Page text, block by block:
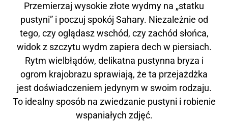
Przemierzaj wysokie złote wydmy na „statku
pustyni” i poczuj spokój Sahary. Niezależnie od
tego, czy oglądasz wschód, czy zachód słońca,
widok z szczytu wydm zapiera dech w piersiach.
Rytm wielbłądów, delikatna pustynna bryza i
ogrom krajobrazu sprawiają, że ta przejażdżka
jest doświadczeniem jedynym w swoim rodzaju.
To idealny sposób na zwiedzanie pustyni i robienie
wspaniałych zdjęć.